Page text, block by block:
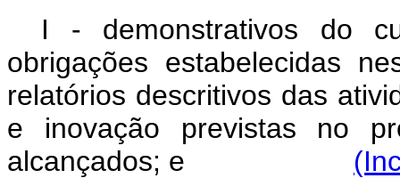
I - demonstrativos do
obrigações estabelecidas
relatórios descritivos das
e inovação previstas no
alcançados; e